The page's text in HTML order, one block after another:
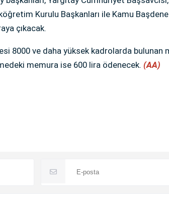
Kurulu Başkanları ile Kamu
çıkacak.
8000 ve daha yüksek kadrolarda bulunan
memura ise 600 lira ödenecek. (AA)